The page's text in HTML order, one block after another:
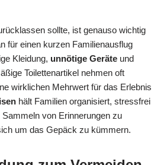
sollte, ist genauso wichtig
für einen kurzen Familienausflug
Kleidung, unnötige Geräte und
Toilettenartikel nehmen oft
wirklichen Mehrwert für das Erlebnis
hält Familien organisiert, stressfrei
von Erinnerungen zu
um das Gepäck zu kümmern.